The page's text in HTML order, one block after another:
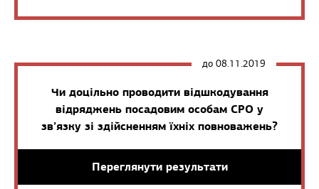
до 08.11.2019
Чи доцільно проводити відшкодування
відряджень посадовим особам СРО у
зв’язку зі здійсненням їхніх повноважень?
Переглянути результати